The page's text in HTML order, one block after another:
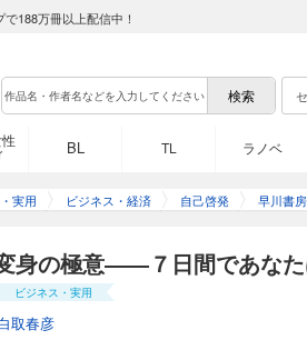
188万冊以上配信中！
BL TL ラノベ
実用 ビジネス・経済 自己啓発 早川書房
身の極意――７日間であなた
ビジネス・実用
取春彦